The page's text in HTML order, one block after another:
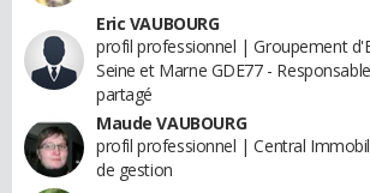
Eric VAUBOURG
profil professionnel | Groupement
Seine et Marne GDE77 -
partagé
Maude VAUBOURG
profil professionnel | Central
de gestion